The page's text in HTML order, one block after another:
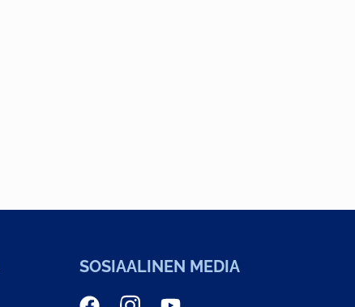
SOSIAALINEN MEDIA